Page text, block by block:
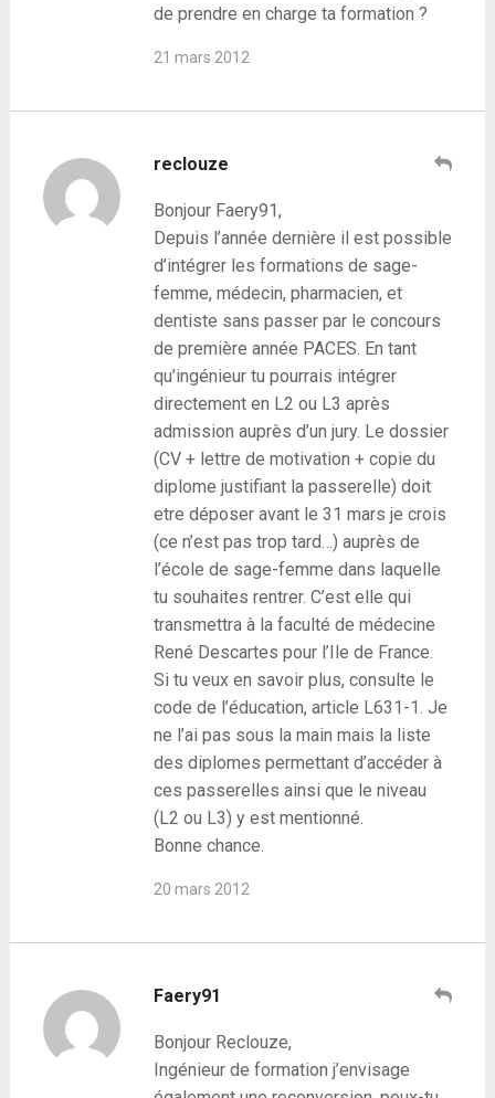
de prendre en charge ta formation ?
21 mars 2012
reclouze
Bonjour Faery91,
Depuis l’année dernière il est possible
d’intégrer les formations de sage-
femme, médecin, pharmacien, et
dentiste sans passer par le concours
de première année PACES. En tant
qu’ingénieur tu pourrais intégrer
directement en L2 ou L3 après
admission auprès d’un jury. Le dossier
(CV + lettre de motivation + copie du
diplome justifiant la passerelle) doit
etre déposer avant le 31 mars je crois
(ce n’est pas trop tard…) auprès de
l’école de sage-femme dans laquelle
tu souhaites rentrer. C’est elle qui
transmettra à la faculté de médecine
René Descartes pour l’Ile de France.
Si tu veux en savoir plus, consulte le
code de l’éducation, article L631-1. Je
ne l’ai pas sous la main mais la liste
des diplomes permettant d’accéder à
ces passerelles ainsi que le niveau
(L2 ou L3) y est mentionné.
Bonne chance.
20 mars 2012
Faery91
Bonjour Reclouze,
Ingénieur de formation j’envisage